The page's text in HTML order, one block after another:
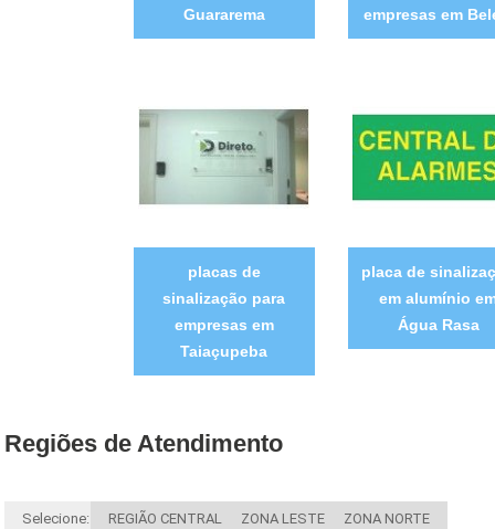
Guararema
empresas em
placas de
sinalização para
empresas em
Taiaçupeba
placa de
em alumínio
Água Rasa
Regiões de Atendimento
Selecione: REGIÃO CENTRAL ZONA LESTE ZONA NORTE